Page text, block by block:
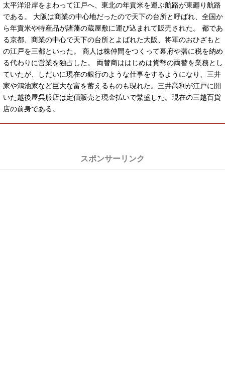
太平洋沿岸をまわって江戸へ、東北の年貢米を運ぶ航路が東廻り航路
である。 大阪は商業の中心地だったので天下の台所と呼ばれ、全国か
ら年貢米や特産品が諸藩の蔵屋敷に運び込まれて販売された。 都であ
る京都、商業の中心で天下の台所とよばれた大阪、将軍のおひざもと
の江戸を三都といった。 商人は株仲間をつくって幕府や藩に税を納め
る代わりに営業を独占した。 両替商ははじめは貨幣の両替を業務とし
ていたが、しだいに現在の銀行のような仕事をするようになり、三井
家や鴻池家など巨大な富を蓄えるものも現れた。三井高利が江戸に開
いた越後屋呉服店は定価販売と現金払いで繁盛した。現在の三越百貨
店の前身である。